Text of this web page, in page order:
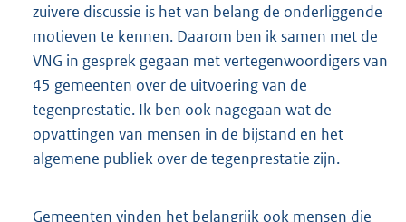
zuivere discussie is het van belang de onderliggende
motieven te kennen. Daarom ben ik samen met de
VNG in gesprek gegaan met vertegenwoordigers van
45 gemeenten over de uitvoering van de
tegenprestatie. Ik ben ook nagegaan wat de
opvattingen van mensen in de bijstand en het
algemene publiek over de tegenprestatie zijn.
Gemeenten vinden het belangrijk ook mensen die